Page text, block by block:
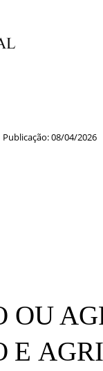
Publicação: 08/04/2026
OU
E